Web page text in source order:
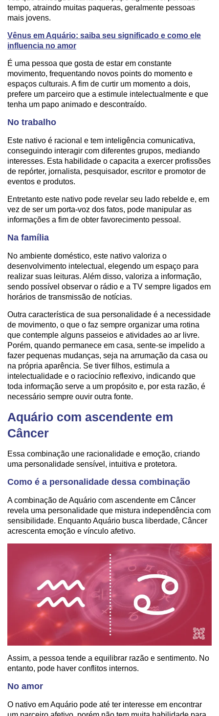
tempo, atraindo muitas paqueras, geralmente pessoas
mais jovens.
Vênus em Aquário: saiba seu significado e como ele
influencia no amor
É uma pessoa que gosta de estar em constante
movimento, frequentando novos points do momento e
espaços culturais. A fim de curtir um momento a dois,
prefere um parceiro que a estimule intelectualmente e que
tenha um papo animado e descontraído.
No trabalho
Este nativo é racional e tem inteligência comunicativa,
conseguindo interagir com diferentes grupos, mediando
interesses. Esta habilidade o capacita a exercer profissões
de repórter, jornalista, pesquisador, escritor e promotor de
eventos e produtos.
Entretanto este nativo pode revelar seu lado rebelde e, em
vez de ser um porta-voz dos fatos, pode manipular as
informações a fim de obter favorecimento pessoal.
Na família
No ambiente doméstico, este nativo valoriza o
desenvolvimento intelectual, elegendo um espaço para
realizar suas leituras. Além disso, valoriza a informação,
sendo possível observar o rádio e a TV sempre ligados em
horários de transmissão de notícias.
Outra característica de sua personalidade é a necessidade
de movimento, o que o faz sempre organizar uma rotina
que contemple alguns passeios e atividades ao ar livre.
Porém, quando permanece em casa, sente-se impelido a
fazer pequenas mudanças, seja na arrumação da casa ou
na própria aparência. Se tiver filhos, estimula a
intelectualidade e o raciocínio reflexivo, indicando que
toda informação serve a um propósito e, por esta razão, é
necessário sempre ouvir outra fonte.
Aquário com ascendente em
Câncer
Essa combinação une racionalidade e emoção, criando
uma personalidade sensível, intuitiva e protetora.
Como é a personalidade dessa combinação
A combinação de Aquário com ascendente em Câncer
revela uma personalidade que mistura independência com
sensibilidade. Enquanto Aquário busca liberdade, Câncer
acrescenta emoção e vínculo afetivo.
Assim, a pessoa tende a equilibrar razão e sentimento. No
entanto, pode haver conflitos internos.
No amor
O nativo em Aquário pode até ter interesse em encontrar